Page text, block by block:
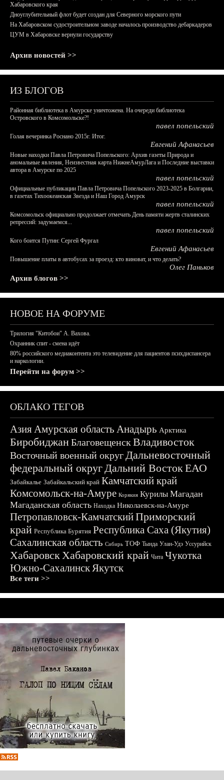
Хабаровского края
Дноуглубительный флот будет создан для Северного морского пути
На Хабаровском судостроительном заводе началось производство дебаркадеров
ЦУМ в Хабаровске вернули государству
Архив новостей >>
ИЗ БЛОГОВ
Районная библиотека в Амурске уничтожена. На очереди библиотека
Островского в Комсомольске?!
павел попельский
Голая вечеринка Роснано 2015г. Итог.
Евгений Афанасьев
Новые находки Павла Петровича Попельского: Архив газеты Природа и
аномальные явления, Неизвестная карта НижнеАмурЛага и Последние выставки
автора в Амурске по 2025
павел попельский
Официальные публикации Павла Петровича Попельского 2023-2025 в Болгарии,
в газетах Тихоокеанская Звезда и Наш Город Амурск
павел попельский
Комсомольск официально продолжает отмечать День памяти жертв сталинских
репрессий: задумаемся...
павел попельский
Кого боится Путин: Сергей Фургал
Евгений Афанасьев
Повышение платы в автобусах за проезд: кто виноват, и что делать?
Олег Паньков
Архив блогов >>
НОВОЕ НА ФОРУМЕ
Трилогия "Китобои" А. Вахова.
Охранник спит - смена идёт
80% российского медиаконтента это телевидение для пациентов психдиспансера
и наркологии.
Перейти на форум >>
ОБЛАКО ТЕГОВ
АзияАмурская область Анадырь Арктика
БиробиджанБлаговещенскВладивосток
Восточный военный округДальневосточный
федеральный округДальний ВостокЕАО
Забайкалье Забайкальский край Камчатский край
Комсомольск-на-Амуре Корякия Курилы Магадан
Магаданская область Находка Николаевск-на-Амуре
Петропавловск-КамчатскийПриморский
край Республика Бурятия Республика Саха (Якутия)
Сахалинская область Сибирь ТОФ Тында Улан-Удэ Уссурийск
ХабаровскХабаровский край Чита Чукотка
Южно-СахалинскЯкутск
Все теги >>